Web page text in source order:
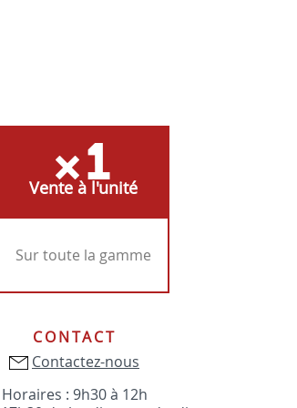
Vente à l'unité
Sur toute la gamme
CONTACT
Contactez-nous
Horaires : 9h30 à 12h